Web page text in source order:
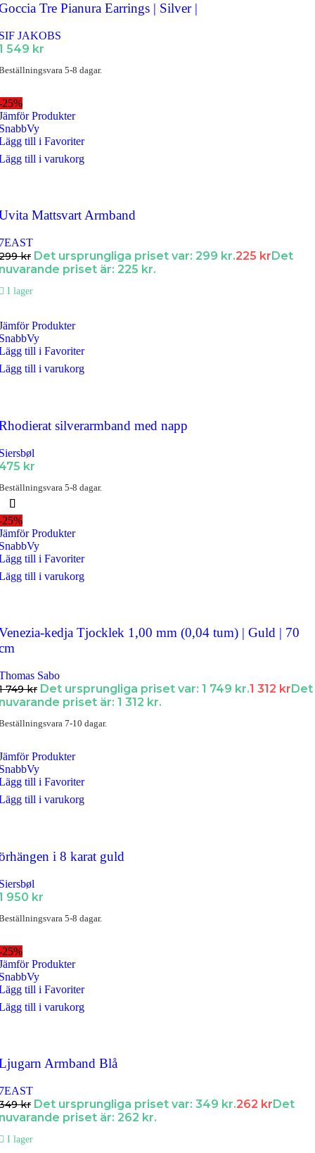
Tre Pianura Earrings | Silver |
JAKOBS
549 kr
5-8 dagar.
25%
Produkter
till i Favoriter
till i varukorg
Mattsvart Armband
kr Det ursprungliga priset var: 299 kr.225 kr Det
priset är: 225 kr.
I lager
Produkter
till i Favoriter
till i varukorg
silverarmband med napp
kr
5-8 dagar.
25%
Produkter
till i Favoriter
till i varukorg
kedja Tjocklek 1,00 mm (0,04 tum) | Guld | 70
Sabo
749kr Det ursprungliga priset var: 1 749 kr.1 312 krDet
priset är: 1 312 kr.
7-10 dagar.
Produkter
till i Favoriter
till i varukorg
i 8 karat guld
950 kr
5-8 dagar.
25%
Produkter
till i Favoriter
till i varukorg
Armband Blå
kr Det ursprungliga priset var: 349 kr.262 krDet
priset är: 262 kr.
I lager